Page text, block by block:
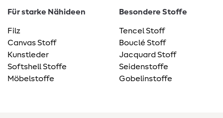
Für starke Nähideen
Filz
Canvas Stoff
Kunstleder
Softshell Stoffe
Möbelstoffe
Besondere Stoffe
Tencel Stoff
Bouclé Stoff
Jacquard Stoff
Seidenstoffe
Gobelinstoffe